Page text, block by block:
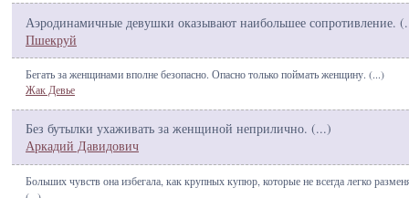
Аэродинамичные девушки оказывают наибольшее сопротивление. (
Пшекруй
Бегать за женщинами вполне безопасно. Опасно только поймать женщину. (...)
Жак Девье
Без бутылки ухаживать за женщиной неприлично. (...)
Аркадий Давидович
Больших чувств она избегала, как крупных купюр, которые не всегда легко